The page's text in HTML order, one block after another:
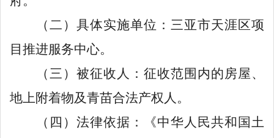
（二） 具体实施单位：三亚市天涯区项
目推进服务中心。
（三） 被征收人： 征收范围内的房屋、
地上附着物及青苗合法产权人。
（ 四 ） 法律依据：《中华人民共和国土